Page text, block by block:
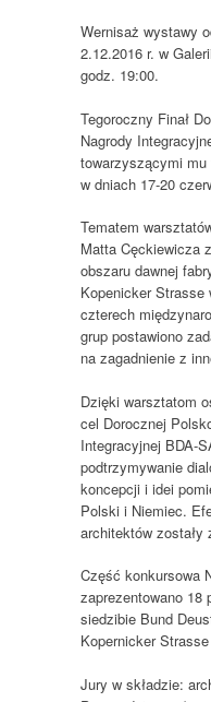
Wernisaż wystawy
2.12.2016 r. w
godz. 19:00.
Tegoroczny Finał
Nagrody
towarzyszącymi mu
w dniach 17-20
Tematem
Matta Cęckiewicza
obszaru dawnej
Kopenicker
czterech
grup postawiono
na zagadnienie z
Dzięki warsztatom
cel Dorocznej
Integracyjnej BDA-
podtrzymywanie
koncepcji i idei
Polski i Niemiec.
architektów zostały
Część konkursowa
zaprezentowano 18
siedzibie Bund
Kopernicker
Jury w składzie: